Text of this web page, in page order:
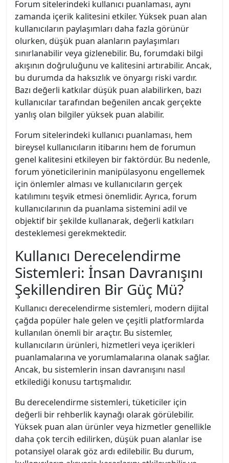
Forum sitelerindeki kullanıcı puanlaması, aynı
zamanda içerik kalitesini etkiler. Yüksek puan alan
kullanıcıların paylaşımları daha fazla görünür
olurken, düşük puan alanların paylaşımları
sınırlanabilir veya gizlenebilir. Bu, forumdaki bilgi
akışının doğruluğunu ve kalitesini artırabilir. Ancak,
bu durumda da haksızlık ve önyargı riski vardır.
Bazı değerli katkılar düşük puan alabilirken, bazı
kullanıcılar tarafından beğenilen ancak gerçekte
yanlış olan bilgiler yüksek puan alabilir.
Forum sitelerindeki kullanıcı puanlaması, hem
bireysel kullanıcıların itibarını hem de forumun
genel kalitesini etkileyen bir faktördür. Bu nedenle,
forum yöneticilerinin manipülasyonu engellemek
için önlemler alması ve kullanıcıların gerçek
katılımını teşvik etmesi önemlidir. Ayrıca, forum
kullanıcılarının da puanlama sistemini adil ve
objektif bir şekilde kullanarak, değerli katkıları
desteklemesi gerekmektedir.
Kullanıcı Derecelendirme
Sistemleri: İnsan Davranışını
Şekillendiren Bir Güç Mü?
Kullanıcı derecelendirme sistemleri, modern dijital
çağda popüler hale gelen ve çeşitli platformlarda
kullanılan önemli bir araçtır. Bu sistemler,
kullanıcıların ürünleri, hizmetleri veya içerikleri
puanlamalarına ve yorumlamalarına olanak sağlar.
Ancak, bu sistemlerin insan davranışını nasıl
etkilediği konusu tartışmalıdır.
Bu derecelendirme sistemleri, tüketiciler için
değerli bir rehberlik kaynağı olarak görülebilir.
Yüksek puan alan ürünler veya hizmetler genellikle
daha çok tercih edilirken, düşük puan alanlar ise
potansiyel olarak göz ardı edilebilir. Bu durum,